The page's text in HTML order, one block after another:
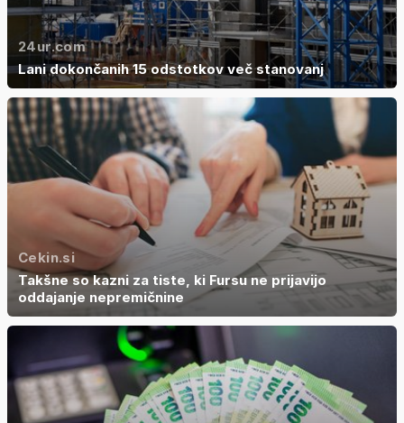
24ur.com
Lani dokončanih 15 odstotkov več stanovanj
Cekin.si
Takšne so kazni za tiste, ki Fursu ne prijavijo
oddajanje nepremičnine